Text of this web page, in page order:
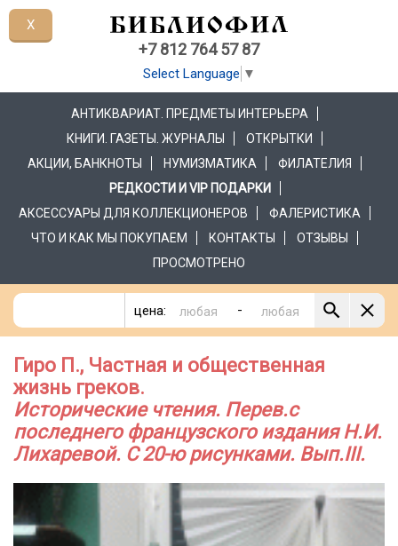
+7 812 764 57 87
Select Language ▼
АНТИКВАРИАТ. ПРЕДМЕТЫ ИНТЕРЬЕРА
КНИГИ. ГАЗЕТЫ. ЖУРНАЛЫ
ОТКРЫТКИ
АКЦИИ, БАНКНОТЫ
НУМИЗМАТИКА
ФИЛАТЕЛИЯ
РЕДКОСТИ И VIP ПОДАРКИ
АКСЕССУАРЫ ДЛЯ КОЛЛЕКЦИОНЕРОВ
ФАЛЕРИСТИКА
ЧТО И КАК МЫ ПОКУПАЕМ
КОНТАКТЫ
ОТЗЫВЫ
ПРОСМОТРЕНО
цена: -
Гиро П., Частная и общественная
жизнь греков.
Исторические чтения. Перев.с
последнего французского издания Н.И.
Лихаревой. С 20-ю рисунками. Вып.III.
X